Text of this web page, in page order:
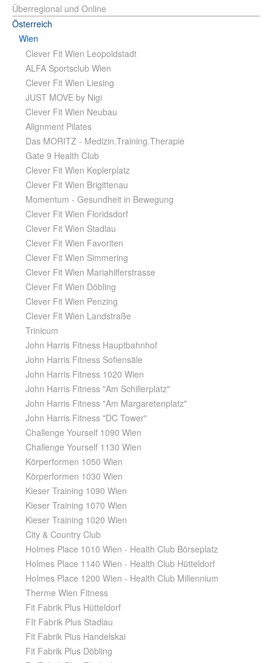
Überregional und Online
Österreich
Wien
Clever Fit Wien Leopoldstadt
ALFA Sportsclub Wien
Clever Fit Wien Liesing
JUST MOVE by Nigi
Clever Fit Wien Neubau
Alignment Pilates
Das MORITZ - Medizin.Training.Therapie
Gate 9 Health Club
Clever Fit Wien Keplerplatz
Clever Fit Wien Brigittenau
Momentum - Gesundheit in Bewegung
Clever Fit Wien Floridsdorf
Clever Fit Wien Stadlau
Clever Fit Wien Favoriten
Clever Fit Wien Simmering
Clever Fit Wien Mariahilferstrasse
Clever Fit Wien Döbling
Clever Fit Wien Penzing
Clever Fit Wien Landstraße
Trinicum
John Harris Fitness Hauptbahnhof
John Harris Fitness Sofiensäle
John Harris Fitness 1020 Wien
John Harris Fitness "Am Schillerplatz"
John Harris Fitness "Am Margaretenplatz"
John Harris Fitness "DC Tower"
Challenge Yourself 1090 Wien
Challenge Yourself 1130 Wien
Körperformen 1050 Wien
Körperformen 1030 Wien
Kieser Training 1090 Wien
Kieser Training 1070 Wien
Kieser Training 1020 Wien
City & Country Club
Holmes Place 1010 Wien - Health Club Börseplatz
Holmes Place 1140 Wien - Health Club Hütteldorf
Holmes Place 1200 Wien - Health Club Millennium
Therme Wien Fitness
Fit Fabrik Plus Hütteldorf
FIt Fabrik Plus Stadlau
Fit Fabrik Plus Handelskai
Fit Fabrik Plus Döbling